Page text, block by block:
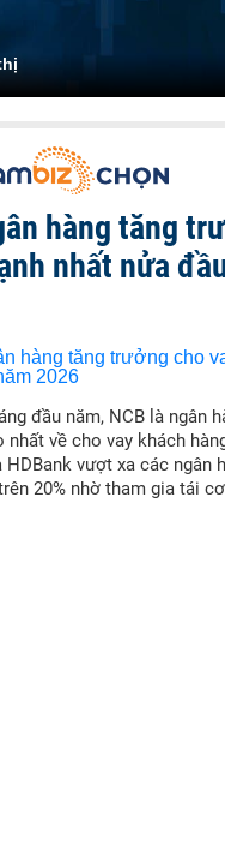
hàng tăng
nhất nửa
đầu năm, NCB là ngân
nhất về cho vay khách
HDBank vượt xa các ngân
20% nhờ tham gia tái